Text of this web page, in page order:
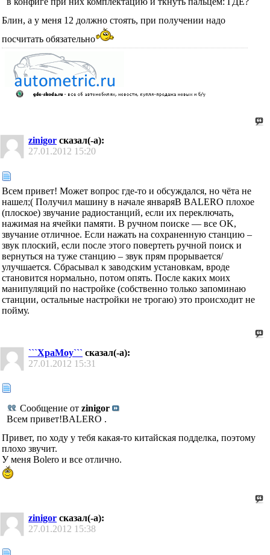
Блин, а у меня 12 должно стоять, при получении надо
посчитать обязательно
zinigor сказал(-а):
27.01.2012 15:20
Всем привет! Может вопрос где-то и обсуждался, но чёта не
нашел;( Получил машину в начале январяВ BALERO плохое
(плоское) звучание радиостанций, если их переключать,
нажимая на ячейки памяти. В ручном поиске — все OK,
звучание отличное. Если нажать на сохраненную станцию –
звук плоский, если после этого повертеть ручной поиск и
вернуться на туже станцию – звук прям прорывается/
улучшается. Сбрасывал к заводским установкам, вроде
становится нормально, потом опять. После каких моих
манипуляций по настройке (собственно только запоминаю
станции, остальные настройки не трогаю) это происходит не
пойму.
```XpaMoy``` сказал(-а):
27.01.2012 15:31
Сообщение от zinigor
Всем привет!BALERO .
Привет, по ходу у тебя какая-то китайская подделка, поэтому
плохо звучит.
У меня Bolero и все отлично.
zinigor сказал(-а):
27.01.2012 15:38